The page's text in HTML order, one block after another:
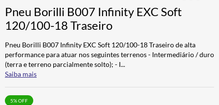
Pneu Borilli B007 Infinity EXC Soft
120/100-18 Traseiro
Pneu Borilli B007 Infinity EXC Soft 120/100-18 Traseiro de alta
performance para atuar nos seguintes terrenos - Intermediário / duro
(terra e terreno parcialmente solto); - I...
Saiba mais
5% OFF
5º LUVA
6º ALPINESTAR
7º BAU
8º CALÇA
9º AIROH
10º